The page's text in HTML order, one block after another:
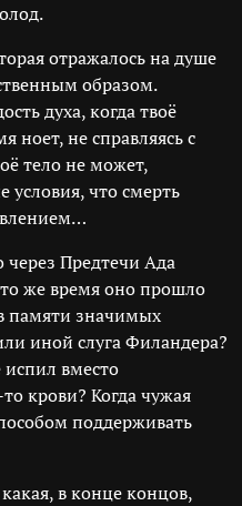
отражалось на душе
образом.
духа, когда твоё
ноет, не справляясь с
тело не может,
условия, что смерть
через Предтечи Ада
же время оно прошло
памяти значимых
иной слуга Филандера?
вместо
крови? Когда чужая
поддерживать
в конце концов,